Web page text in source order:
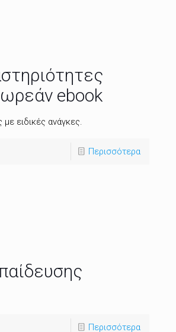
ebook
ειδικές ανάγκες.
Περισσότερα
Περισσότερα